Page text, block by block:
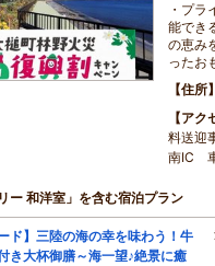
・プ
能でき
の恵み
ったお
住所
アク
料送迎
南IC
ー 和洋室」を含む宿泊プラン
ド】三陸の海の幸を味わう！牛
き大杯御膳～海一望♪絶景に癒